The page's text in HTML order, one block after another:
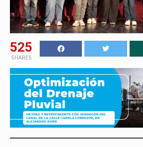
525
SHARES